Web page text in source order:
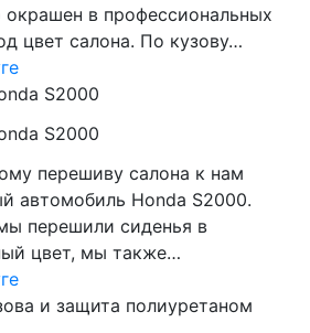
в профессиональных
цвет салона. По кузову…
S2000
S2000
перешиву салона к нам
автомобиль Honda S2000.
перешили сиденья в
цвет, мы также…
и защита полиуретаном